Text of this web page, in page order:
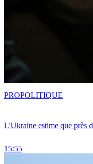
L'Ukraine estime que près
15:55
PROPOLITIQUE